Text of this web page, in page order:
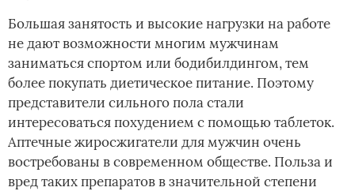
Большая занятость и высокие нагрузки на работе
не дают возможности многим мужчинам
заниматься спортом или бодибилдингом, тем
более покупать диетическое питание. Поэтому
представители сильного пола стали
интересоваться похудением с помощью таблеток.
Аптечные жиросжигатели для мужчин очень
востребованы в современном обществе. Польза и
вред таких препаратов в значительной степени